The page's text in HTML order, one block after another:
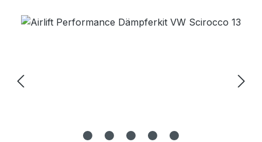
Bildergalerie überspringen